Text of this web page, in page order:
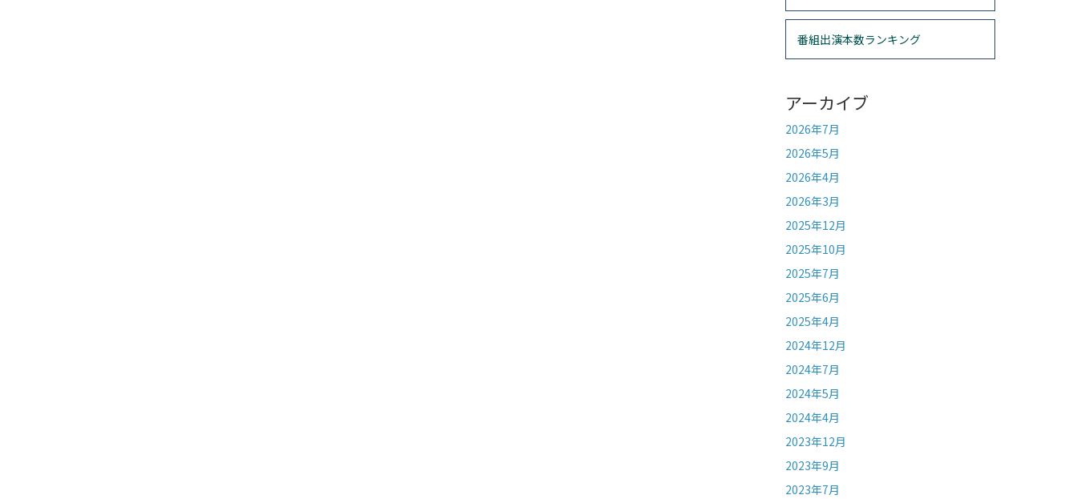
番組出演本数ランキング
アーカイブ
2026年7月
2026年5月
2026年4月
2026年3月
2025年12月
2025年10月
2025年7月
2025年6月
2025年4月
2024年12月
2024年7月
2024年5月
2024年4月
2023年12月
2023年9月
2023年7月